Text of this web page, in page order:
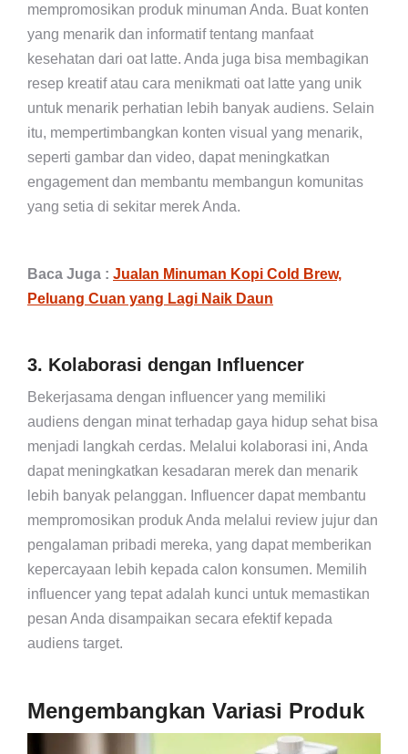
mempromosikan produk minuman Anda. Buat konten
yang menarik dan informatif tentang manfaat
kesehatan dari oat latte. Anda juga bisa membagikan
resep kreatif atau cara menikmati oat latte yang unik
untuk menarik perhatian lebih banyak audiens. Selain
itu, mempertimbangkan konten visual yang menarik,
seperti gambar dan video, dapat meningkatkan
engagement dan membantu membangun komunitas
yang setia di sekitar merek Anda.
Baca Juga : Jualan Minuman Kopi Cold Brew,
Peluang Cuan yang Lagi Naik Daun
3. Kolaborasi dengan Influencer
Bekerjasama dengan influencer yang memiliki
audiens dengan minat terhadap gaya hidup sehat bisa
menjadi langkah cerdas. Melalui kolaborasi ini, Anda
dapat meningkatkan kesadaran merek dan menarik
lebih banyak pelanggan. Influencer dapat membantu
mempromosikan produk Anda melalui review jujur dan
pengalaman pribadi mereka, yang dapat memberikan
kepercayaan lebih kepada calon konsumen. Memilih
influencer yang tepat adalah kunci untuk memastikan
pesan Anda disampaikan secara efektif kepada
audiens target.
Mengembangkan Variasi Produk